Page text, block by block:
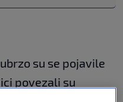
su se pojavile
povezali su